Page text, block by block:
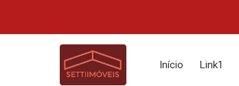
Página inicial
Início Link1